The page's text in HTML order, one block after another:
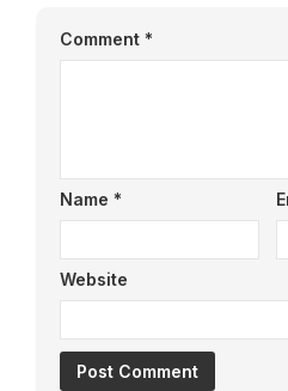
Comment *
Name *
Website